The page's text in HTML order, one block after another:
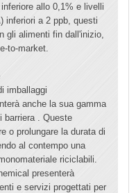
allo 0,1% e livelli
inferiori a 2 ppb, questi
gli alimenti fin dall'inizio,
to-market.
imballaggi
anche la sua gamma
barriera . Queste
o prolungare la durata di
al contempo una
riciclabili.
presenterà
e servizi progettati per